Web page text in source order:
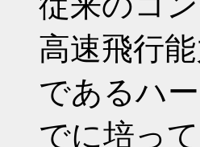
高速飛行
であるハ
でに培っ